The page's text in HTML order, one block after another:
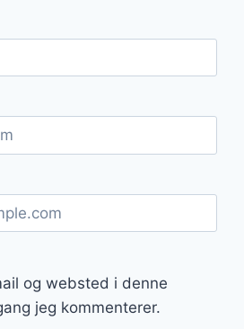
og websted i denne
jeg kommenterer.